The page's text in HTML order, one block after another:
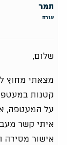
תמר
אורח
שלום,
מצאתי מחוץ
קטנות
על המעטפה,
איתי קשר
אישור מסירה